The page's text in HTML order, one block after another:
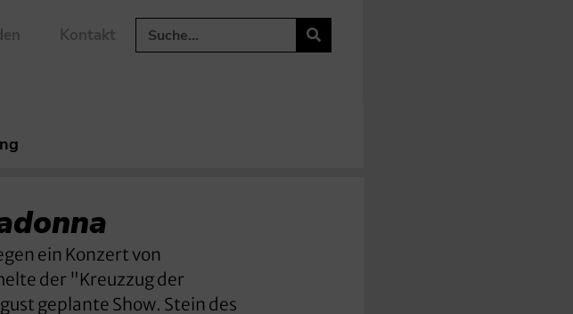
Kontakt
ein Konzert von
der "Kreuzzug der
geplante Show. Stein des